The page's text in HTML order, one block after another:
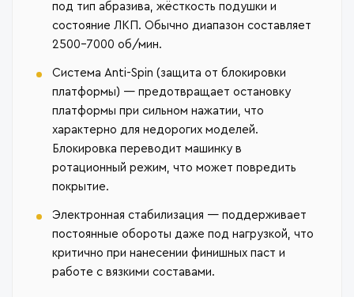
под тип абразива, жёсткость подушки и
состояние ЛКП. Обычно диапазон составляет
2500–7000 об/мин.
Система Anti-Spin (защита от блокировки
платформы) — предотвращает остановку
платформы при сильном нажатии, что
характерно для недорогих моделей.
Блокировка переводит машинку в
ротационный режим, что может повредить
покрытие.
Электронная стабилизация — поддерживает
постоянные обороты даже под нагрузкой, что
критично при нанесении финишных паст и
работе с вязкими составами.